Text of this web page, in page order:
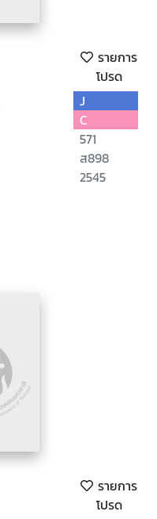
รายการ
โปรด
J
C
571
ส898
2545
รายการ
โปรด